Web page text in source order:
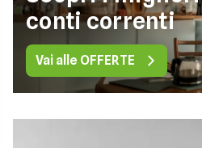
conti correnti
Vai alle OFFERTE